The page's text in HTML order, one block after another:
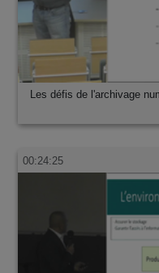
Les défis de l'archivage
00:24:25